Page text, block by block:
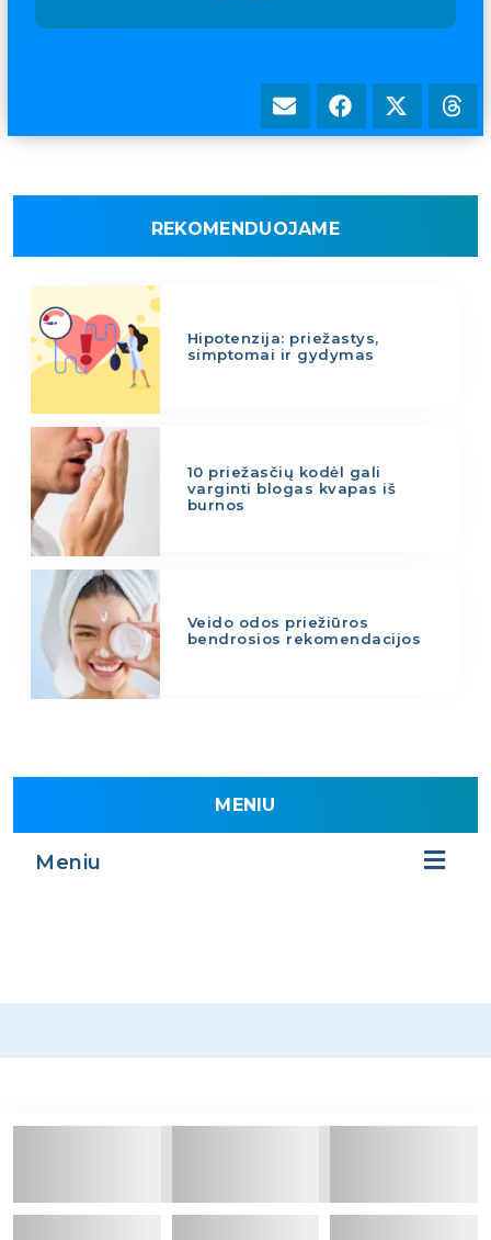
REKOMENDUOJAME
Hipotenzija: priežastys,
simptomai ir gydymas
10 priežasčių kodėl gali
varginti blogas kvapas iš
burnos
Veido odos priežiūros
bendrosios rekomendacijos
MENIU
Meniu